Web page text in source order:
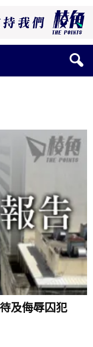
及侮辱囚犯